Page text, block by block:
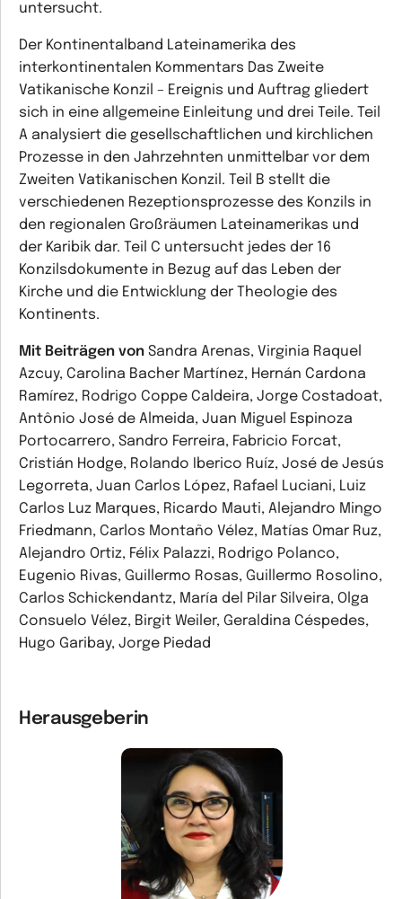
untersucht.
Der Kontinentalband Lateinamerika des
interkontinentalen Kommentars Das Zweite
Vatikanische Konzil – Ereignis und Auftrag gliedert
sich in eine allgemeine Einleitung und drei Teile. Teil
A analysiert die gesellschaftlichen und kirchlichen
Prozesse in den Jahrzehnten unmittelbar vor dem
Zweiten Vatikanischen Konzil. Teil B stellt die
verschiedenen Rezeptionsprozesse des Konzils in
den regionalen Großräumen Lateinamerikas und
der Karibik dar. Teil C untersucht jedes der 16
Konzilsdokumente in Bezug auf das Leben der
Kirche und die Entwicklung der Theologie des
Kontinents.
Mit Beiträgen von Sandra Arenas, Virginia Raquel
Azcuy, Carolina Bacher Martínez, Hernán Cardona
Ramírez, Rodrigo Coppe Caldeira, Jorge Costadoat,
Antônio José de Almeida, Juan Miguel Espinoza
Portocarrero, Sandro Ferreira, Fabricio Forcat,
Cristián Hodge, Rolando Iberico Ruíz, José de Jesús
Legorreta, Juan Carlos López, Rafael Luciani, Luiz
Carlos Luz Marques, Ricardo Mauti, Alejandro Mingo
Friedmann, Carlos Montaño Vélez, Matías Omar Ruz,
Alejandro Ortiz, Félix Palazzi, Rodrigo Polanco,
Eugenio Rivas, Guillermo Rosas, Guillermo Rosolino,
Carlos Schickendantz, María del Pilar Silveira, Olga
Consuelo Vélez, Birgit Weiler, Geraldina Céspedes,
Hugo Garibay, Jorge Piedad
Herausgeberin